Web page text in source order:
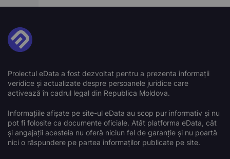
Proiectul eData a fost dezvoltat pentru a prezenta informații
veridice și actualizate despre persoanele juridice care
activează în cadrul legal din Republica Moldova.
Informațiile afișate pe site-ul eData au scop pur informativ și nu
pot fi folosite ca documente oficiale. Atât platforma eData, cât
și angajații acesteia nu oferă niciun fel de garanție și nu poartă
nici o răspundere pe partea informaților publicate pe site.